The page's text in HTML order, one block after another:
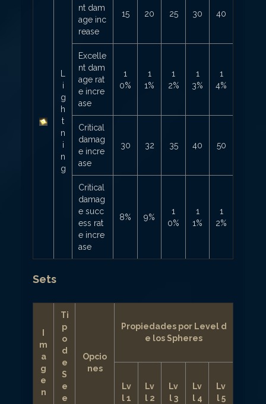
i
g
h
t
n
i
n
g
nt dam
age inc
rease
15 20 25 30 40
Excelle
nt dam
age rat
e incre
ase
1
0%
1
1%
1
2%
1
3%
1
4%
Critical
damag
e incre
ase
30 32 35 40 50
Critical
damag
e succ
ess rat
e incre
ase
8% 9%
1
0%
1
1%
1
2%
Sets
m
a
g
e
n
Ti
p
o
d
e
S
e
e
Opcio
nes
Propiedades por Level d
e los Spheres
Lv
l 1
Lv
l 2
Lv
l 3
Lv
l 4
Lv
l 5